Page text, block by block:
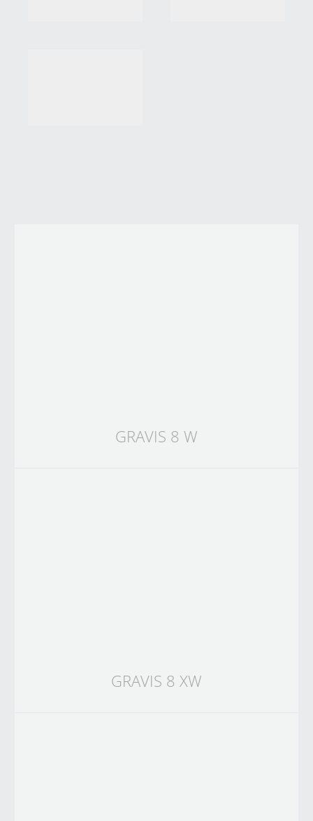
GRAVIS 8 W
GRAVIS 8 XW